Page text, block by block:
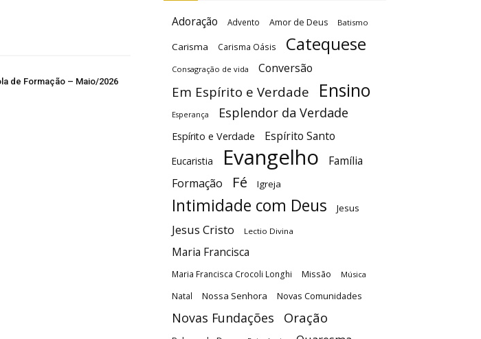
de Formação – Maio/2026
Adoração Advento Amor de Deus Batismo
Carisma Carisma Oásis Catequese
Consagração de vida Conversão
Em Espírito e Verdade Ensino
Esperança Esplendor da Verdade
Espírito e Verdade Espírito Santo
Eucaristia Evangelho
Família
Formação
Fé Igreja
Intimidade com Deus Jesus
Jesus Cristo Lectio Divina
Maria Francisca
Maria Francisca Crocoli Longhi Missão Música
Natal Nossa Senhora Novas Comunidades
Novas Fundações Oração